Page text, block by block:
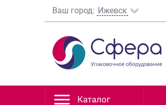
Ваш город: Ижевск
Каталог